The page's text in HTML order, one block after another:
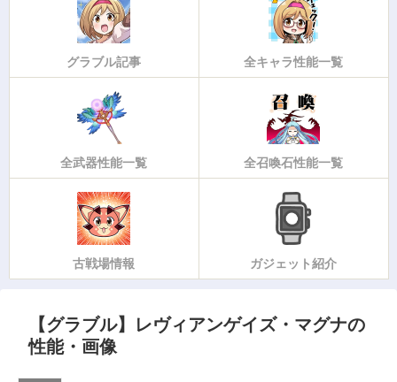
グラブル記事 全キャラ性能一覧
全武器性能一覧 全召喚石性能一覧
古戦場情報 ガジェット紹介
【グラブル】レヴィアンゲイズ・マグナの
性能・画像